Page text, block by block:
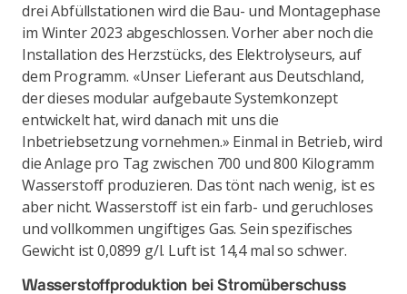
drei Abfüllstationen wird die Bau- und Montagephase
im Winter 2023 abgeschlossen. Vorher aber noch die
Installation des Herzstücks, des Elektrolyseurs, auf
dem Programm. «Unser Lieferant aus Deutschland,
der dieses modular aufgebaute Systemkonzept
entwickelt hat, wird danach mit uns die
Inbetriebsetzung vornehmen.» Einmal in Betrieb, wird
die Anlage pro Tag zwischen 700 und 800 Kilogramm
Wasserstoff produzieren. Das tönt nach wenig, ist es
aber nicht. Wasserstoff ist ein farb- und geruchloses
und vollkommen ungiftiges Gas. Sein spezifisches
Gewicht ist 0,0899 g/l. Luft ist 14,4 mal so schwer.
Wasserstoffproduktion bei Stromüberschuss